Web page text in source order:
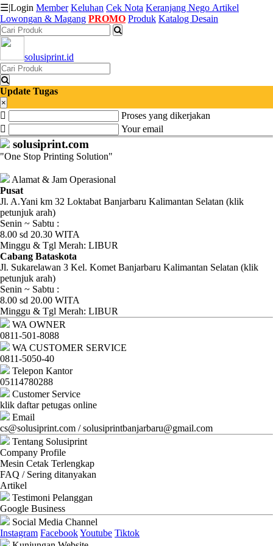
Katalog
Produk
Petugas
Riwayat
Transaksi
Tagihan
Berjalan
Pembayaran
Pendapatan
Fee
Ganti
Password
Logout
☰|Login Member Keluhan Cek Nota Keranjang Nego Artikel
Lowongan & Magang PROMO Produk Katalog Desain
solusiprint.id
Update Tugas
×
Proses yang dikerjakan
Your email
solusiprint.com
"One Stop Printing Solution"
Alamat & Jam Operasional
Pusat
Jl. A.Yani km 32 Loktabat Banjarbaru Kalimantan Selatan (klik
petunjuk arah)
Senin ~ Sabtu :
8.00 sd 20.30 WITA
Minggu & Tgl Merah: LIBUR
Cabang Bataskota
Jl. Sukarelawan 3 Kel. Komet Banjarbaru Kalimantan Selatan (klik
petunjuk arah)
Senin ~ Sabtu :
8.00 sd 20.00 WITA
Minggu & Tgl Merah: LIBUR
WA OWNER
0811-501-8088
WA CUSTOMER SERVICE
0811-5050-40
Telepon Kantor
05114780288
Customer Service
klik daftar petugas online
Email
cs@solusiprint.com / solusiprintbanjarbaru@gmail.com
Tentang Solusiprint
Company Profile
Mesin Cetak Terlengkap
FAQ / Sering ditanyakan
Artikel
Testimoni Pelanggan
Google Business
Social Media Channel
Instagram FacebookYoutube Tiktok